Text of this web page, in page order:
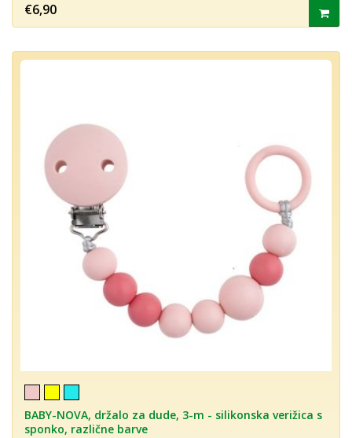
€6,90
BABY-NOVA, držalo za dude, 3-m - silikonska verižica s
sponko, različne barve